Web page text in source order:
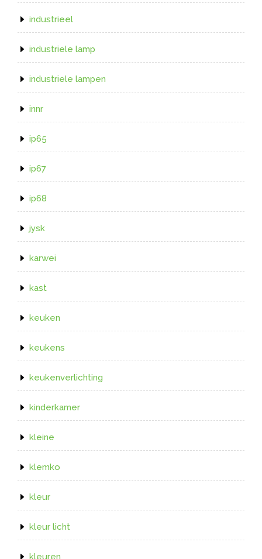
industrieel
industriele lamp
industriele lampen
innr
ip65
ip67
ip68
jysk
karwei
kast
keuken
keukens
keukenverlichting
kinderkamer
kleine
klemko
kleur
kleur licht
kleuren